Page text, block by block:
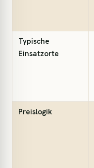
Typische
Einsatzorte
Preislogik